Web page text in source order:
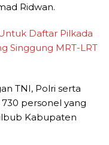
Ridwan.
Daftar Pilkada
Singgung MRT-LRT
TNI, Polri serta
personel yang
Kabupaten